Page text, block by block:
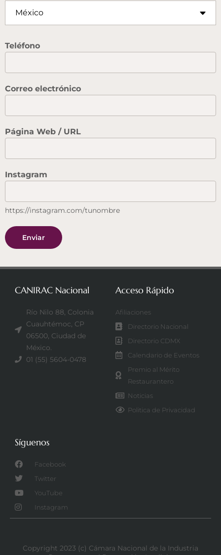
Teléfono
Correo electrónico
Página Web / URL
Instagram
https://instagram.com/tunombre
Enviar
CANIRAC Nacional
Río Nilo 88, Colonia
Cuauhtémoc, CP
06500, Ciudad de
México.
01 (55) 5604-0478
Acceso Rápido
Afiliaciones
Directorio Nacional
Directorio CDMX
Calendario de Eventos
Premio al Mérito
Restaurantero
Noticias
Politica de Privacidad
Síguenos
Facebook
Twitter
YouTube
Instagram
Copyright 2023 (c) Cámara Nacional de la Industria